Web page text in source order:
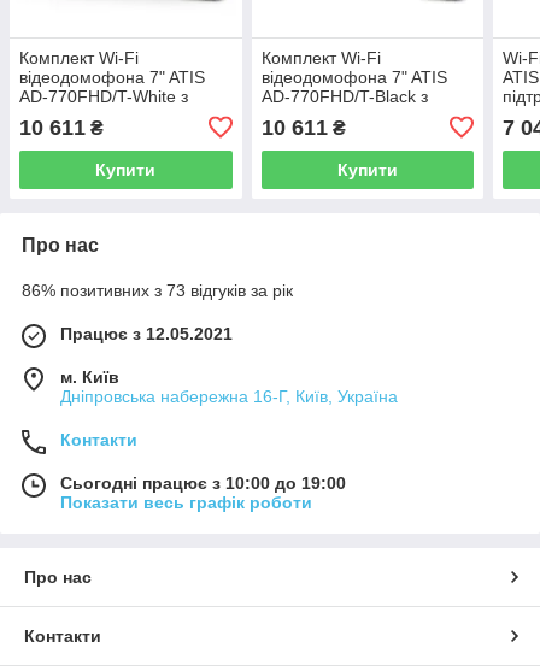
Комплект Wi-Fi
відеодомофонa 7" ATIS
AD-770FHD/T-White з
підтримкою Tuya Smart +
AT-400FHD Silver
10 611 ₴
Купити
Комплект Wi-Fi
відеодомофонa 7" ATIS
AD-770FHD/T-Black з
підтримкою Tuya Smart +
AT-400FHD Silver
10 611₴
Купити
Wi-
7
Про нас
86% позитивних з 73 відгуків за рік
Працює з 12.05.2021
м. Київ
Дніпровська набережна 16-Г, Київ, Україна
Контакти
Сьогодні працює з 10:00 до 19:00
Показати весь графік роботи
Про нас
Контакти